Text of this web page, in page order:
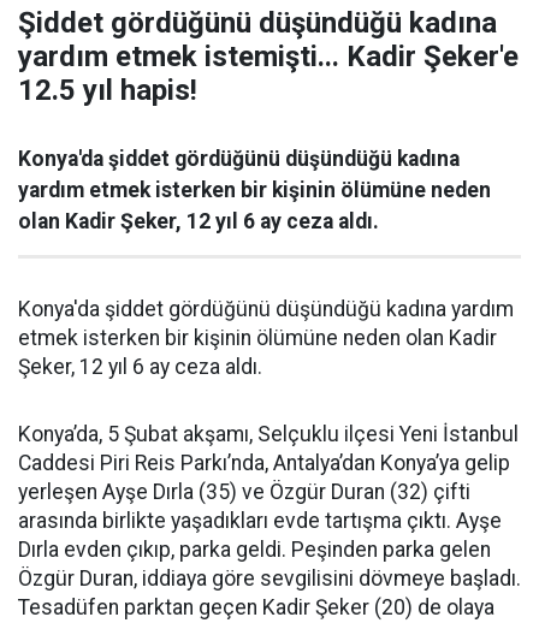
Şiddet gördüğünü düşündüğü kadına
yardım etmek istemişti... Kadir Şeker'e
12.5 yıl hapis!
Konya'da şiddet gördüğünü düşündüğü kadına
yardım etmek isterken bir kişinin ölümüne neden
olan Kadir Şeker, 12 yıl 6 ay ceza aldı.
Konya'da şiddet gördüğünü düşündüğü kadına yardım
etmek isterken bir kişinin ölümüne neden olan Kadir
Şeker, 12 yıl 6 ay ceza aldı.
Konya’da, 5 Şubat akşamı, Selçuklu ilçesi Yeni İstanbul
Caddesi Piri Reis Parkı’nda, Antalya’dan Konya’ya gelip
yerleşen Ayşe Dırla (35) ve Özgür Duran (32) çifti
arasında birlikte yaşadıkları evde tartışma çıktı. Ayşe
Dırla evden çıkıp, parka geldi. Peşinden parka gelen
Özgür Duran, iddiaya göre sevgilisini dövmeye başladı.
Tesadüfen parktan geçen Kadir Şeker (20) de olaya